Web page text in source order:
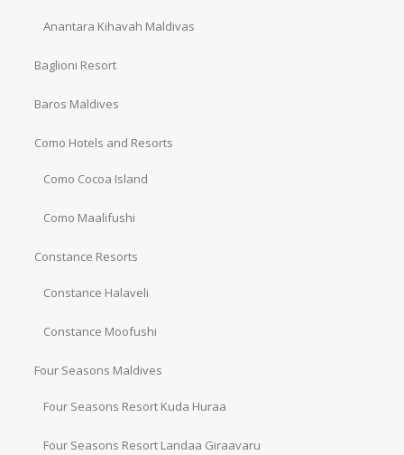
Anantara Kihavah Maldivas
Baglioni Resort
Baros Maldives
Como Hotels and Resorts
Como Cocoa Island
Como Maalifushi
Constance Resorts
Constance Halaveli
Constance Moofushi
Four Seasons Maldives
Four Seasons Resort Kuda Huraa
Four Seasons Resort Landaa Giraavaru